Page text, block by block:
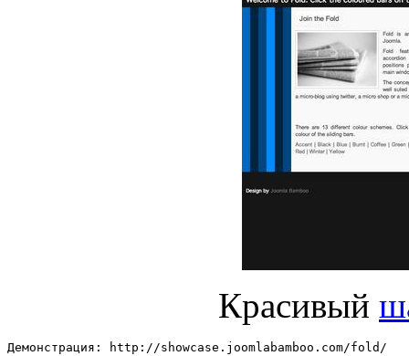
Красивый
Демонстрация: http://showcase.joomlabamboo.com/fold/